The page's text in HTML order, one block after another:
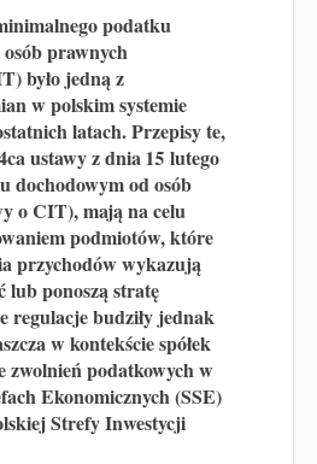
podatku
prawnych
było jedną z
w polskim systemie
latach. Przepisy te,
ustawy z dnia 15 lutego
dochodowym od osób
o CIT), mają na celu
podmiotów, które
przychodów wykazują
lub ponoszą stratę
regulacje budziły jednak
w kontekście spółek
zwolnień podatkowych w
Ekonomicznych (SSE)
Strefy Inwestycji